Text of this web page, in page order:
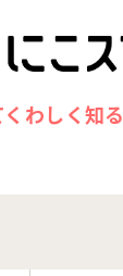
わしく知る